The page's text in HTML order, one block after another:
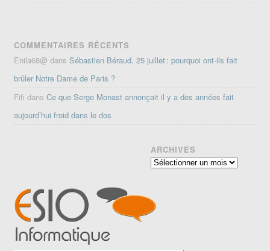
COMMENTAIRES RÉCENTS
Enila68@ dansSébastien Béraud, 25 juillet : pourquoi ont-ils fait
brûler Notre Dame de Paris ?
Fifi dansCe que Serge Monast annonçait il y a des années fait
aujourd’hui froid dans le dos
ARCHIVES
Archives